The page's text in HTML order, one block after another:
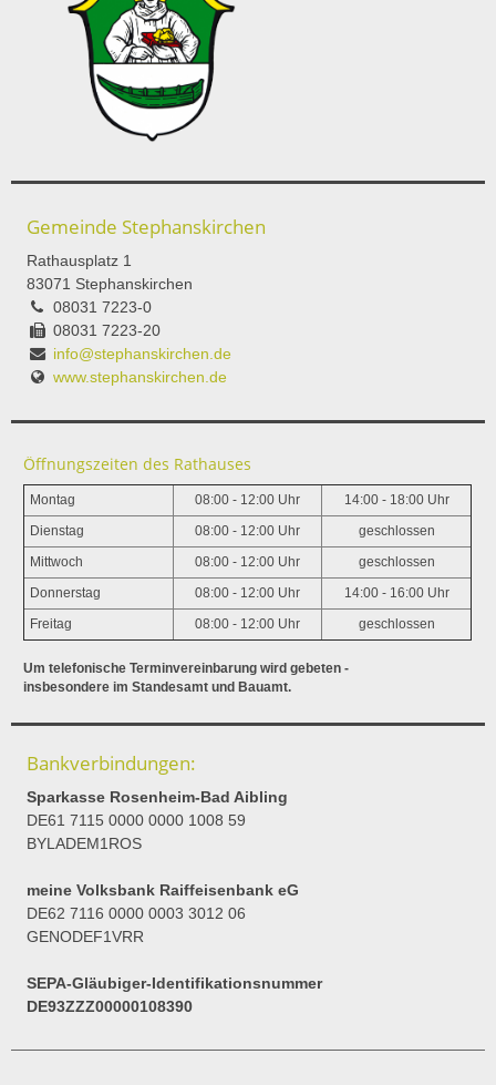
Gemeinde Stephanskirchen
Rathausplatz 1
83071 Stephanskirchen
08031 7223-0
08031 7223-20
info@stephanskirchen.de
www.stephanskirchen.de
Öffnungszeiten des Rathauses
Montag 08:00 - 12:00 Uhr 14:00 - 18:00 Uhr
Dienstag 08:00 - 12:00 Uhr geschlossen
Mittwoch 08:00 - 12:00 Uhr geschlossen
Donnerstag 08:00 - 12:00 Uhr 14:00 - 16:00 Uhr
Freitag 08:00 - 12:00 Uhr geschlossen
Um telefonische Terminvereinbarung wird gebeten -
insbesondere im Standesamt und Bauamt.
Bankverbindungen:
Sparkasse Rosenheim-Bad Aibling
DE61 7115 0000 0000 1008 59
BYLADEM1ROS
meine Volksbank Raiffeisenbank eG
DE62 7116 0000 0003 3012 06
GENODEF1VRR
SEPA-Gläubiger-Identifikationsnummer
DE93ZZZ00000108390